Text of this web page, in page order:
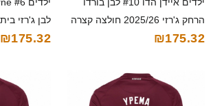
ילדים איידן הדו #10 לבן בורדו
הרחק ג'רזי 2025/26 חולצה קצרה
₪175.32
קצרה
₪175.32